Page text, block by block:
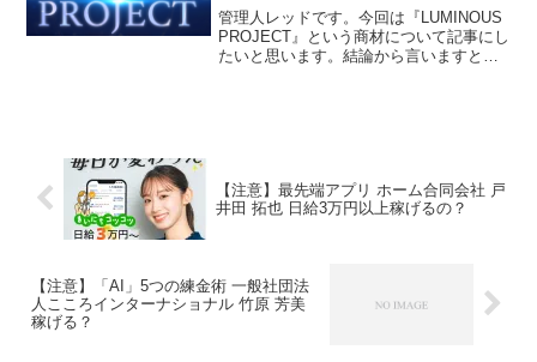
投資？
管理人レッドです。今回は『LUMINOUS
PROJECT』という商材について記事にし
たいと思います。結論から言いますとお
【注意】最先端アプリ ホーム合同会社 戸
井田 拓也 日給3万円以上稼げるの？
【注意】「AI」5つの練金術 一般社団法
人こころインターナショナル 竹原 芳美
稼げる？